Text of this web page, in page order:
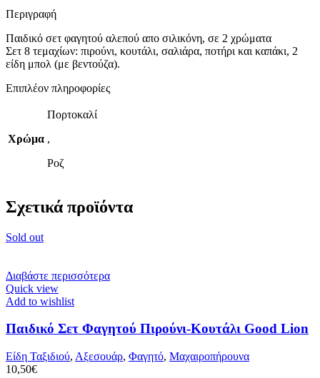
Περιγραφή
Παιδικό σετ φαγητού αλεπού απο σιλικόνη, σε 2 χρώματα
Σετ 8 τεμαχίων: πιρούνι, κουτάλι, σαλιάρα, ποτήρι και καπάκι, 2
είδη μπολ (με βεντούζα).
Επιπλέον πληροφορίες
Χρώμα
Πορτοκαλί
,
Ροζ
Σχετικά προϊόντα
Sold out
Διαβάστε περισσότερα
Quick view
Add to wishlist
Παιδικό Σετ Φαγητού Πιρούνι-Κουτάλι Good Lion
Είδη Ταξιδιού, Αξεσουάρ, Φαγητό, Μαχαιροπήρουνα
10,50€